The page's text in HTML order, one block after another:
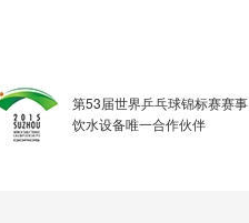
第53届世界乒乓球锦标赛赛事
饮水设备唯一合作伙伴